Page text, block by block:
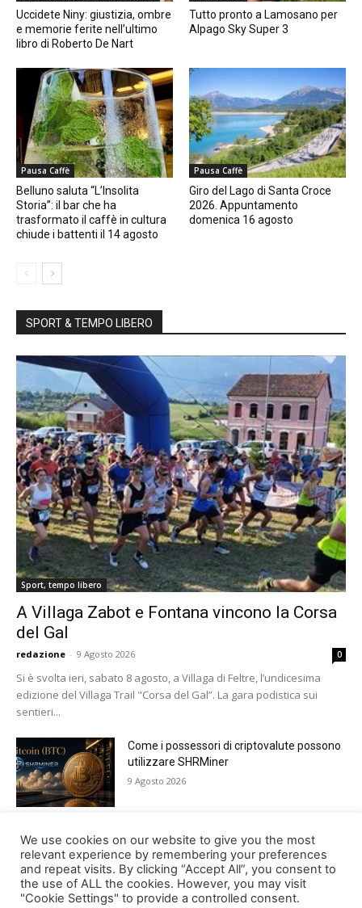
Uccidete Niny: giustizia, ombre
e memorie ferite nell’ultimo
libro di Roberto De Nart
Tutto pronto a Lamosano per
Alpago Sky Super 3
Pausa Caffè
Belluno saluta “L’Insolita
Storia”: il bar che ha
trasformato il caffè in cultura
chiude i battenti il 14 agosto
Pausa Caffè
Giro del Lago di Santa Croce
2026. Appuntamento
domenica 16 agosto
SPORT & TEMPO LIBERO
Sport, tempo libero
A Villaga Zabot e Fontana vincono la Corsa
del Gal
redazione - 9 Agosto 2026 0
Si è svolta ieri, sabato 8 agosto, a Villaga di Feltre, l’undicesima
edizione del Villaga Trail "Corsa del Gal”. La gara podistica sui
sentieri...
Come i possessori di criptovalute possono
utilizzare SHRMiner
9 Agosto 2026
Tutto pronto a Lamosano per Alpago Sky
Super 3
8 Agosto 2026
We use cookies on our website to give you the most
relevant experience by remembering your preferences
and repeat visits. By clicking “Accept All”, you consent to
the use of ALL the cookies. However, you may visit
"Cookie Settings" to provide a controlled consent.